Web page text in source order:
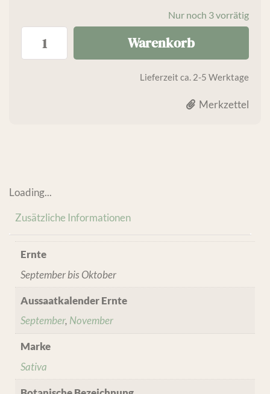
Nur noch 3 vorrätig
Warenkorb
Lieferzeit ca. 2-5 Werktage
Merkzettel
Loading...
Zusätzliche Informationen
Ernte
September bis Oktober
Aussaatkalender Ernte
September, November
Marke
Sativa